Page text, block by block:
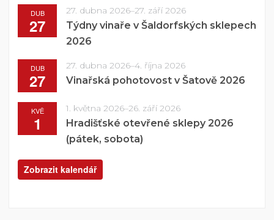
DUB
27
27. dubna 2026–27. září 2026
Týdny vinaře v Šaldorfských sklepech
2026
DUB
27
27. dubna 2026–4. října 2026
Vinařská pohotovost v Šatově 2026
KVĚ
1
1. května 2026–26. září 2026
Hradišťské otevřené sklepy 2026
(pátek, sobota)
Zobrazit kalendář